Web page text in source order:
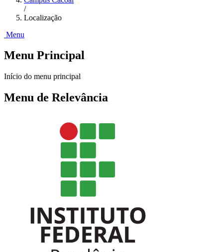
/
Localização
Menu
Menu Principal
Início do menu principal
Menu de Relevância